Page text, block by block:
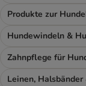
Zahnpflege für